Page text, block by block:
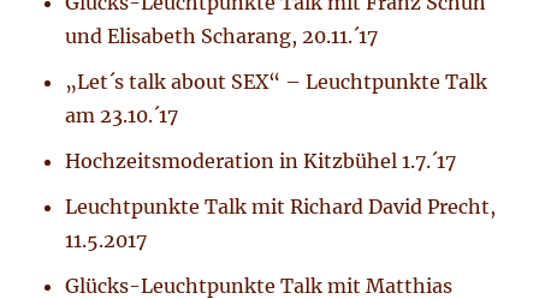
und Elisabeth Scharang, 20.11.´17
„Let´s talk about SEX“ – Leuchtpunkte Talk
am 23.10.´17
Hochzeitsmoderation in Kitzbühel 1.7.´17
Leuchtpunkte Talk mit Richard David Precht,
11.5.2017
Glücks-Leuchtpunkte Talk mit Matthias